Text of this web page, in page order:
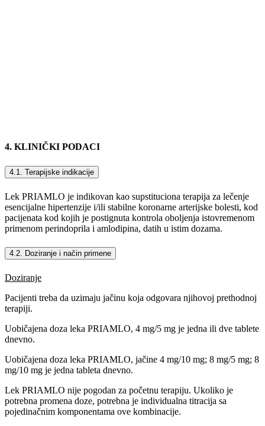
4. KLINIČKI PODACI
4.1. Terapijske indikacije
Lek PRIAMLO je indikovan kao supstituciona terapija za lečenje
esencijalne hipertenzije i/ili stabilne koronarne arterijske bolesti, kod
pacijenata kod kojih je postignuta kontrola oboljenja istovremenom
primenom perindoprila i amlodipina, datih u istim dozama.
4.2. Doziranje i način primene
Doziranje
Pacijenti treba da uzimaju jačinu koja odgovara njihovoj prethodnoj
terapiji.
Uobičajena doza leka PRIAMLO, 4 mg/5 mg je jedna ili dve tablete
dnevno.
Uobičajena doza leka PRIAMLO, jačine 4 mg/10 mg; 8 mg/5 mg; 8
mg/10 mg je jedna tableta dnevno.
Lek PRIAMLO nije pogodan za početnu terapiju. Ukoliko je
potrebna promena doze, potrebna je individualna titracija sa
pojedinačnim komponentama ove kombinacije.